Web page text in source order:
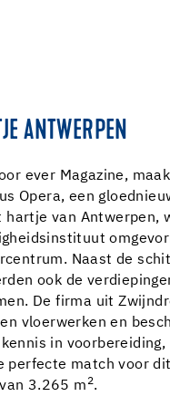
ANTWERPEN
ever Magazine,
Opera, een
hartje van Antwerpen,
Naast de
ook de
De firma uit
vloerwerken en
in voorbereiding,
perfecte match voor dit
3.265 m2.